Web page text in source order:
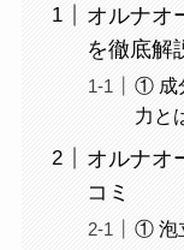
オルナオ
を徹底解
① 成
力と
オルナオ
コミ
① 泡